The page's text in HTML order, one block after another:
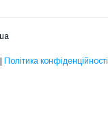
Політика конфіденційності